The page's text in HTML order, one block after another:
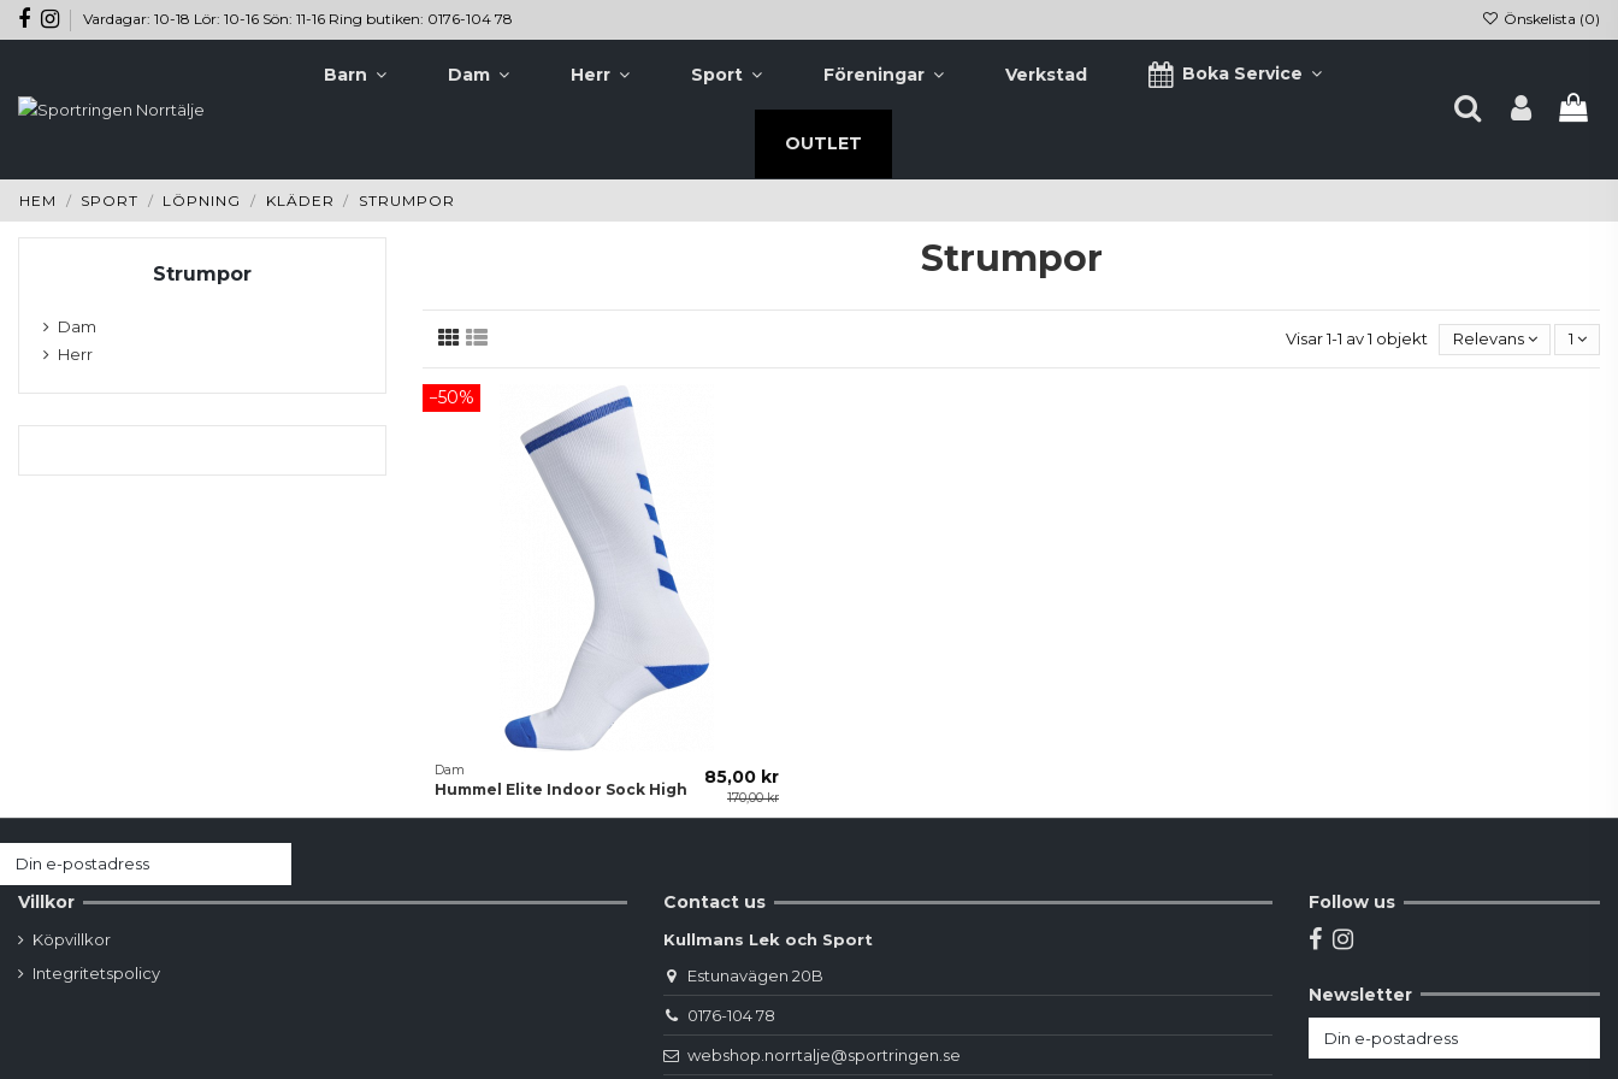
Vardagar: 10-18 Lör: 10-16 Sön: 11-16 Ring butiken: 0176-104 78 Önskelista (0)
Barn Dam Herr Sport Föreningar Verkstad Boka Service
OUTLET
HEM SPORT LÖPNING KLÄDER STRUMPOR
Strumpor
Visar 1-1 av 1 objekt Relevans 1
−50%
Dam
Hummel Elite Indoor Sock High
85,00 kr
170,00 kr
Strumpor
Dam
Herr
Villkor
Köpvillkor
Integritetspolicy
Contact us
Kullmans Lek och Sport
Estunavägen 20B
0176-104 78
webshop.norrtalje@sportringen.se
Follow us
Newsletter